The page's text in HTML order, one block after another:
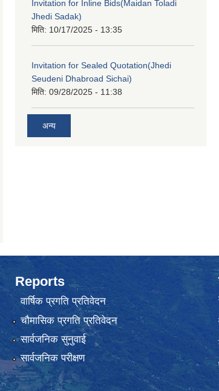
Invitation for Inline Bids(Maidan Toladi
Jhedi Sadak)
मिति: 10/17/2025 - 13:35
Invitation for Sealed Quotation(Jhedi
Seudeni Dhabroad Sichai)
मिति: 09/28/2025 - 11:38
अन्य
Reports
वार्षिक प्रगति प्रतिवेदन
चौमासिक प्रगति प्रतिवेदन
सार्वजनिक सुनुवाई
सार्वजनिक परीक्षण